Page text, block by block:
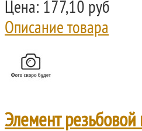
Цена: 177,10 руб
Описание товара
Элемент